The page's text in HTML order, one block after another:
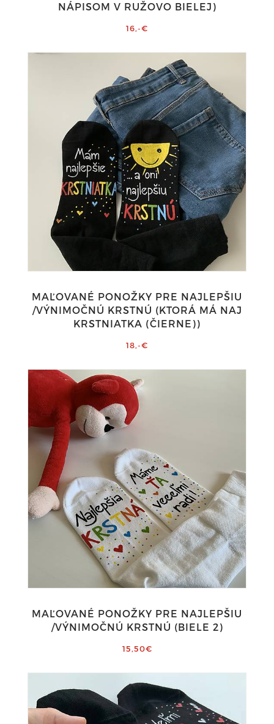
NÁPISOM V RUŽOVO BIELEJ)
16,-€
MAĽOVANÉ PONOŽKY PRE NAJLEPŠIU
/VÝNIMOČNÚ KRSTNÚ (KTORÁ MÁ NAJ
KRSTNIATKA (ČIERNE))
18,-€
MAĽOVANÉ PONOŽKY PRE NAJLEPŠIU
/VÝNIMOČNÚ KRSTNÚ (BIELE 2)
15,50€